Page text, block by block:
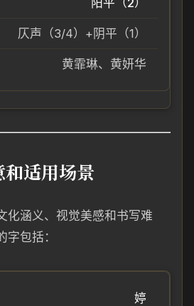
阳平（2）
仄声（3/4）+阴平（1）
黄霏琳、黄妍华
适用场景
化涵义、视觉美感和书写难
包括：
婷